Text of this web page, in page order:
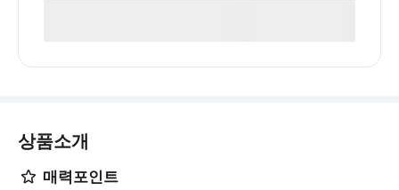
상품소개
매력포인트